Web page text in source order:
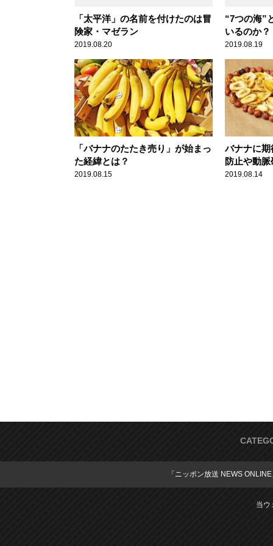
「太平洋」の名前を付けたのは冒
険家・マゼラン
2019.08.20
“7つの海”
いるのか？
2019.08.19
「バナナのたたき売り」が始まっ
た経緯とは？
2019.08.15
バナナに
防止や動
2019.08.14
「ニッポン放送 NEWS
当ウ